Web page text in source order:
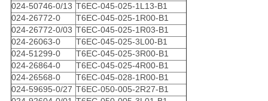
024-50746-0/13 T6EC-045-025-1L13-B1
024-26772-0
T6EC-045-025-1R00-B1
024-26772-0/03 T6EC-045-025-1R03-B1
024-26063-0
T6EC-045-025-3L00-B1
024-51299-0
T6EC-045-025-3R00-B1
024-26864-0
T6EC-045-025-4R00-B1
024-26568-0
T6EC-045-028-1R00-B1
024-59695-0/27 T6EC-050-005-2R27-B1